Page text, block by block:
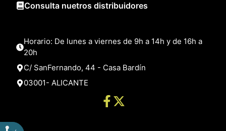
Consulta nuetros distribuidores
Horario: De lunes a viernes de 9h a 14h y de 16h a
20h
C/ SanFernando, 44 - Casa Bardín
03001- ALICANTE